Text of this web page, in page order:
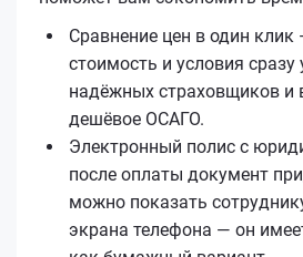
Сравнение цен в один клик
стоимость и условия сразу
надёжных страховщиков и
дешёвое ОСАГО.
Электронный полис с
после оплаты документ
можно показать
экрана телефона — он